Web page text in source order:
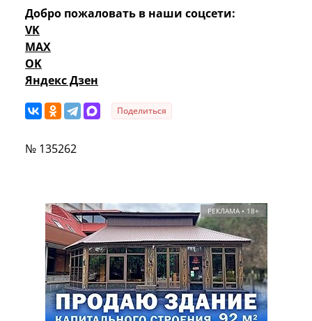
Добро пожаловать в наши соцсети:
VK
MAX
OK
Яндекс Дзен
Поделиться
№ 135262
РЕКЛАМА • 18+